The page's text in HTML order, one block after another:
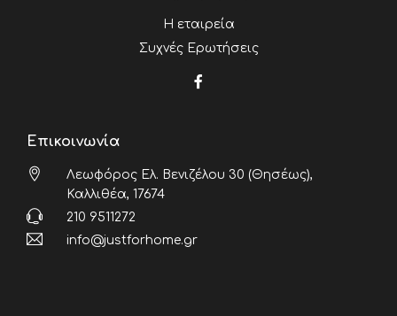
Η εταιρεία
Συχνές Ερωτήσεις
Επικοινωνία
Λεωφόρος Ελ. Βενιζέλου 30 (Θησέως),
Καλλιθέα, 17674
210 9511272
info@justforhome.gr